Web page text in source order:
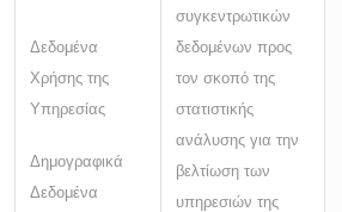
Δεδομένα
Χρήσης της
Υπηρεσίας
Δημογραφικά
Δεδομένα
συγκεντρωτικών
δεδομένων προς
τον σκοπό της
στατιστικής
ανάλυσης για την
βελτίωση των
υπηρεσιών της